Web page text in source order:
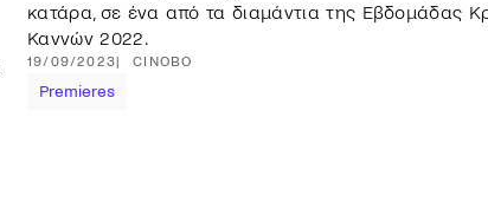
κατάρα, σε ένα από τα διαμάντια της Εβδομάδας
Καννών 2022.
19/09/2023 CINOBO
Premieres